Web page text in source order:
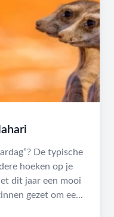
De typische
hoeken op je
dit jaar een mooi
gezet om ee...